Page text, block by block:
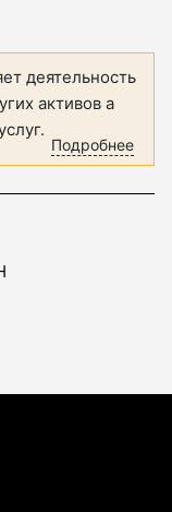
деятельность
активов а
Подробнее